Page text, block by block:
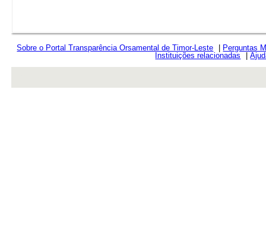
Sobre o Portal Transparência Orsamental de Timor-Leste
Perguntas
Instituições relacionadas
|